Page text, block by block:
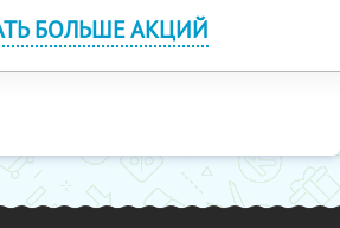
БОЛЬШЕ АКЦИЙ